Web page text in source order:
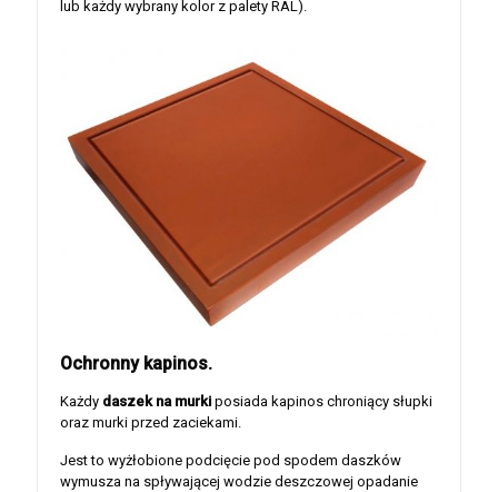
lub każdy wybrany kolor z palety RAL).
Ochronny kapinos.
Każdy daszek na murki posiada kapinos chroniący słupki
oraz murki przed zaciekami.
Jest to wyżłobione podcięcie pod spodem daszków
wymusza na spływającej wodzie deszczowej opadanie